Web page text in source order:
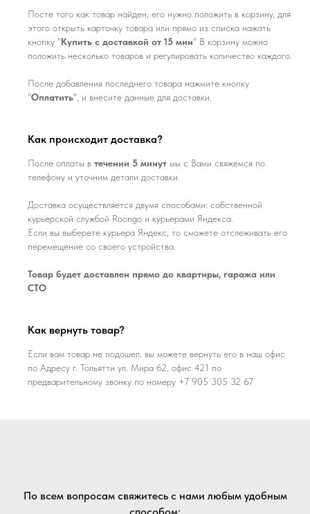
Посте того как товар найден, его нужно положить в корзину, для
этого открыть карточку товара или прямо из списка нажать
кнопку "Купить с доставкой от 15 мин" В корзину можно
положить несколько товаров и регулировать количество каждого.
После добавления последнего товара нажмите кнопку
"Оплатить", и внесите данные для доставки.
Как происходит доставка?
После оплаты в течении 5 минут мы с Вами свяжемся по
телефону и уточним детали доставки.
Доставка осуществляется двумя способами: собственной
курьерской службой Roongo и курьерами Яндекса.
Если вы выберете курьера Яндекс, то сможете отслеживать его
перемещение со своего устройства.
Товар будет доставлен прямо до квартиры, гаража или
СТО
Как вернуть товар?
Если вам товар не подошел, вы можете вернуть его в наш офис
по Адресу г. Тольятти ул. Мира 62, офис 421 по
предварительному звонку по номеру +7 905 305 32 67
По всем вопросам свяжитесь с нами любым удобным